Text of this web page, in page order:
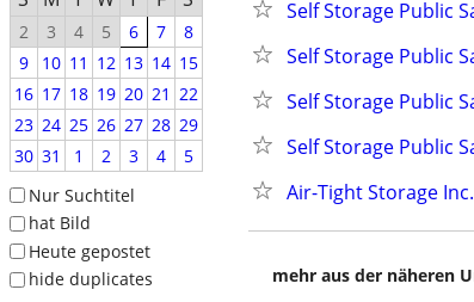
2 3 4 5 6 7
8
9
10 11 12 13 14 15
16 17 18 19 20 21 22
23 24 25 26 27 28 29
30 31 1 2 3 4
5
Nur Suchtitel
hat Bild
Heute gepostet
hide duplicates
Self Storage Public
Self Storage Public
Self Storage Public
Self Storage Public
Air-Tight Storage
mehr aus der näheren